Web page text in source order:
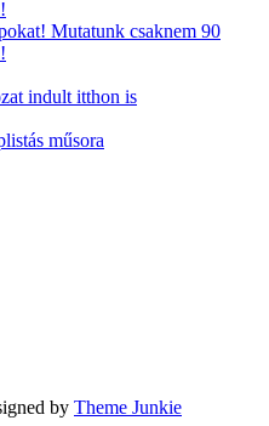
Mutatunk csaknem 90
indult itthon is
műsora
by Theme Junkie